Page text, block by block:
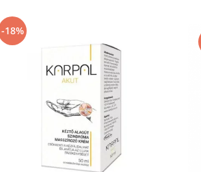
-18%